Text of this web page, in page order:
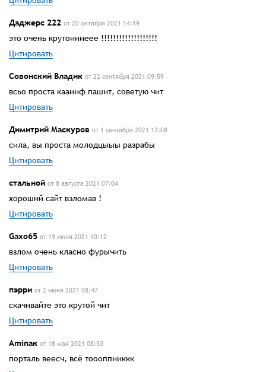
Даджерс 222 от 20 октября 2021 14:19
это очень крутоиииеее !!!!!!!!!!!!!!!!!!!
Цитировать
Совонский Владик от 22 сентября 2021 09:59
всьо проста кааииф пашит, советую чит
Цитировать
Димитрий Маскуров от 1 сентября 2021 12:08
сила, вы проста молодцыыы разрабы
Цитировать
стальной от 8 августа 2021 07:04
хороший сайт взломав !
Цитировать
Gaxo65 от 19 июля 2021 10:12
взлом очень класно фурычить
Цитировать
пэрри от 2 июня 2021 08:47
скачивайте это крутой чит
Цитировать
Aminaк от 18 мая 2021 08:50
порталь веесч, всё тоооппииккк